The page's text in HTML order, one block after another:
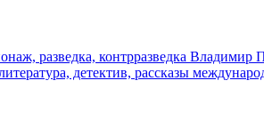
разведка, контрразведка Владимир
детектив, рассказы